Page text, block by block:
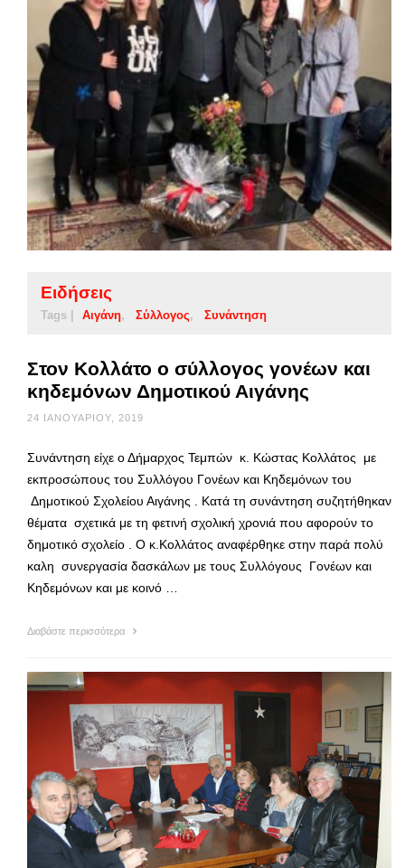
Ειδήσεις
Tags | Αιγάνη Σύλλογος Συνάντηση
Στον Κολλάτο ο σύλλογος γονέων και
κηδεμόνων Δημοτικού Αιγάνης
24 ΙΑΝΟΥΑΡΊΟΥ, 2019
Συνάντηση είχε ο Δήμαρχος Τεμπών κ. Κώστας Κολλάτος με
εκπροσώπους του Συλλόγου Γονέων και Κηδεμόνων του
Δημοτικού Σχολείου Αιγάνης . Κατά τη συνάντηση συζητήθηκαν
θέματα σχετικά με τη φετινή σχολική χρονιά που αφορούν το
δημοτικό σχολείο . Ο κ.Κολλάτος αναφέρθηκε στην παρά πολύ
καλη συνεργασία δασκάλων με τους Συλλόγους Γονέων και
Κηδεμόνων και με κοινό …
Διαβάστε περισσότερα